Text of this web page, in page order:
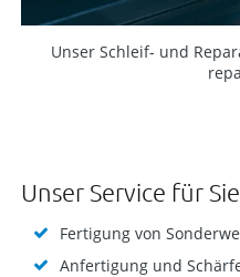
Unser Schleif- und
Unser Service für
Fertigung von
Anfertigung und